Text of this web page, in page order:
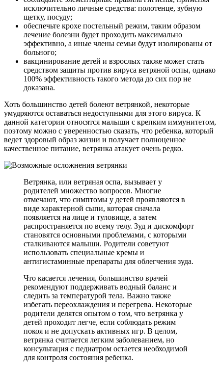
исключительно личные средства: полотенце, зубную
щетку, посуду;
обеспечьте крохе постельный режим, таким образом
лечение болезни будет проходить максимально
эффективно, а иные члены семьи будут изолированы от
больного;
вакцинирование детей и взрослых также может стать
средством защиты против вируса ветряной оспы, однако
100% эффективность такого метода до сих пор не
доказана.
Хоть большинство детей болеют ветрянкой, некоторые
умудряются оставаться недоступными для этого вируса. К
данной категории относятся малыши с крепким иммунитетом,
поэтому можно с уверенностью сказать, что ребенка, который
ведет здоровый образ жизни и получает полноценное
качественное питание, ветрянка атакует очень редко.
Ветрянка, или ветряная оспа, вызывает у
родителей множество вопросов. Многие
отмечают, что симптомы у детей проявляются в
виде характерной сыпи, которая сначала
появляется на лице и туловище, а затем
распространяется по всему телу. Зуд и дискомфорт
становятся основными проблемами, с которыми
сталкиваются малыши. Родители советуют
использовать специальные кремы и
антигистаминные препараты для облегчения зуда.
Что касается лечения, большинство врачей
рекомендуют поддерживать водный баланс и
следить за температурой тела. Важно также
избегать переохлаждения и перегрева. Некоторые
родители делятся опытом о том, что ветрянка у
детей проходит легче, если соблюдать режим
покоя и не допускать активных игр. В целом,
ветрянка считается легким заболеванием, но
консультация с педиатром остается необходимой
для контроля состояния ребенка.